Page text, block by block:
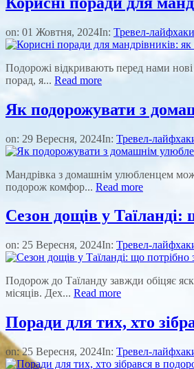
on: 01 Жовтня, 2024In: Тревел-лайфхаки
Подорожі відкривають перед нами
порад, я... Read more
Як подорожувати з
on: 29 Вересня, 2024In: Тревел-
Мандрівка з домашнім улюбленцем
подорож комфор... Read more
Сезон дощів у
on: 25 Вересня, 2024In: Тревел-
Подорож до Таїланду завжди обіцяє
місяців. Дех... Read more
Поради для тих, хто
on:25 Вересня, 2024In: Тревел-